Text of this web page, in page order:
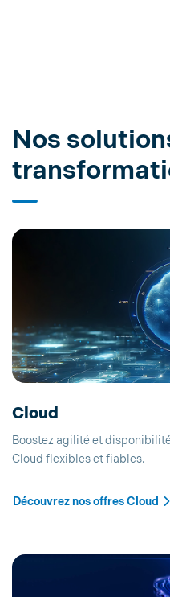
Nos
Cloud
Boostez agilité et
Cloud flexibles et fiables.
Découvrez nos offres Cloud